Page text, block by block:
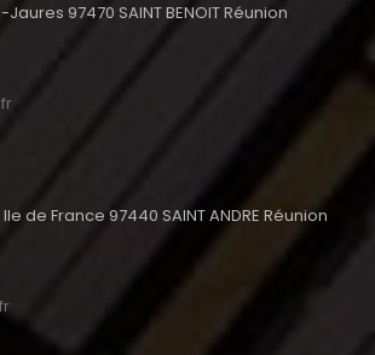
97470 SAINT BENOIT Réunion
de France 97440 SAINT ANDRE Réunion